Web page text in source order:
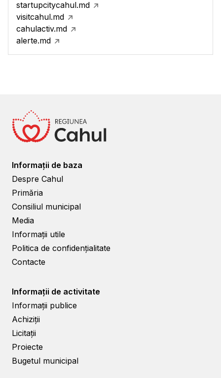
startupcitycahul.md
visitcahul.md
cahulactiv.md
alerte.md
Informații de baza
Despre Cahul
Primăria
Consiliul municipal
Media
Informații utile
Politica de confidențialitate
Contacte
Informații de activitate
Informații publice
Achiziții
Licitații
Proiecte
Bugetul municipal